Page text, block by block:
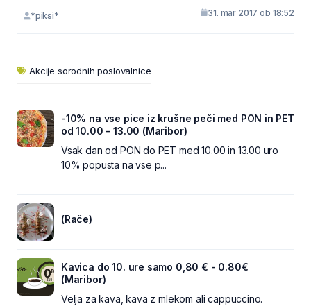
*piksi* 31. mar 2017 ob 18:52
Akcije sorodnih poslovalnice
-10% na vse pice iz krušne peči med PON in PET
od 10.00 - 13.00 (Maribor)
Vsak dan od PON do PET med 10.00 in 13.00 uro
10% popusta na vse p...
(Rače)
Kavica do 10. ure samo 0,80 € - 0.80€
(Maribor)
Velja za kava, kava z mlekom ali cappuccino.